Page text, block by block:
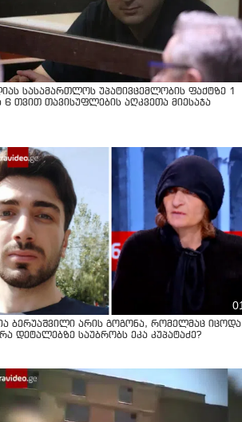
სასამართლოს უპატივცემლობის ფაქტზე 1
თვით თავისუფლების აღკვეთა მიესაჯა
ბერუაშვილი არის გოგონა, რომელმაც
დეტალებზე საუბრობს ეკა კუპატაძე?